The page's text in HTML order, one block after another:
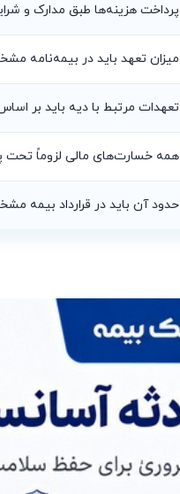
پرداخت هزینه‌ها طبق مدارک و
میزان تعهد باید در بیمه‌نامه
تعهدات مرتبط با دیه باید بر
همه خسارت‌های مالی لزوماً
حدود آن باید در قرارداد بیمه